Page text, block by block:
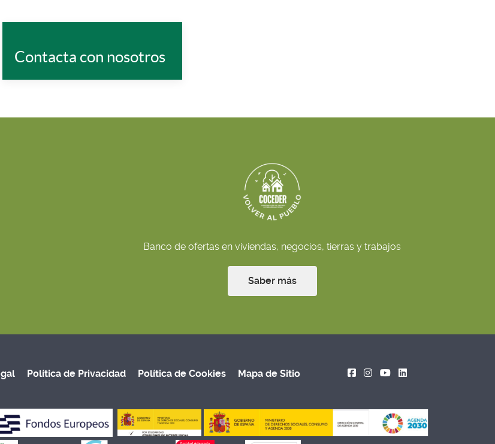
Contacta con nosotros
Banco de ofertas en viviendas, negocios, tierras y trabajos
Saber más
Política de Privacidad Política de Cookies Mapa de Sitio